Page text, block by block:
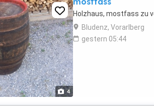
4
Holzhaus, mostfass zu
Bludenz, Vorarlberg
gestern 05:44